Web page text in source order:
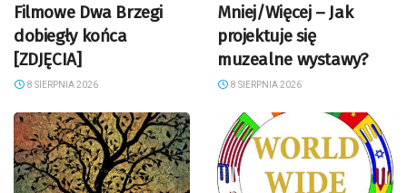
Filmowe Dwa Brzegi
dobiegły końca
[ZDJĘCIA]
8 SIERPNIA 2026
Mniej/Więcej – Jak
projektuje się
muzealne wystawy?
8 SIERPNIA 2026